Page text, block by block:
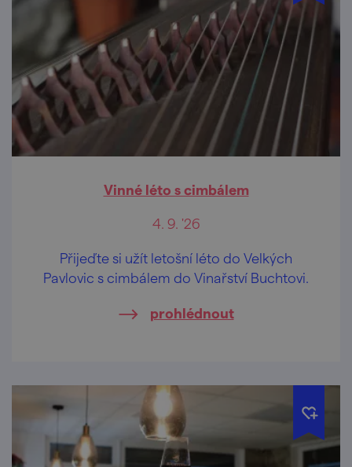
Vinné léto s cimbálem
4. 9. '26
Přijeďte si užít letošní léto do Velkých
Pavlovic s cimbálem do Vinařství Buchtovi.
prohlédnout